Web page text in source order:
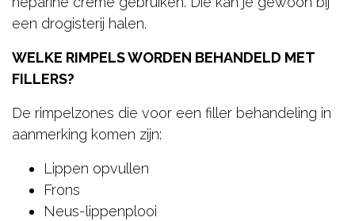
een drogisterij halen.
WELKE RIMPELS WORDEN BEHANDELD MET
FILLERS?
De rimpelzones die voor een filler behandeling in
aanmerking komen zijn:
Lippen opvullen
Frons
Neus-lippenplooi